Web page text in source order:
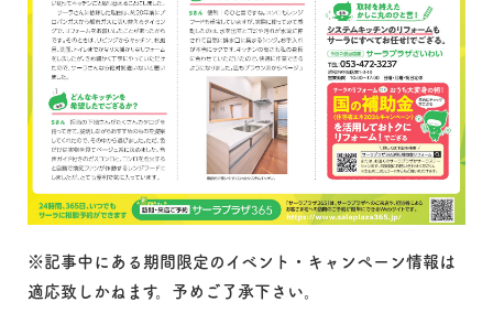
※記事中にある期間限定のイベント・キャンペーン情報は
適応致しかねます。予めご了承下さい。